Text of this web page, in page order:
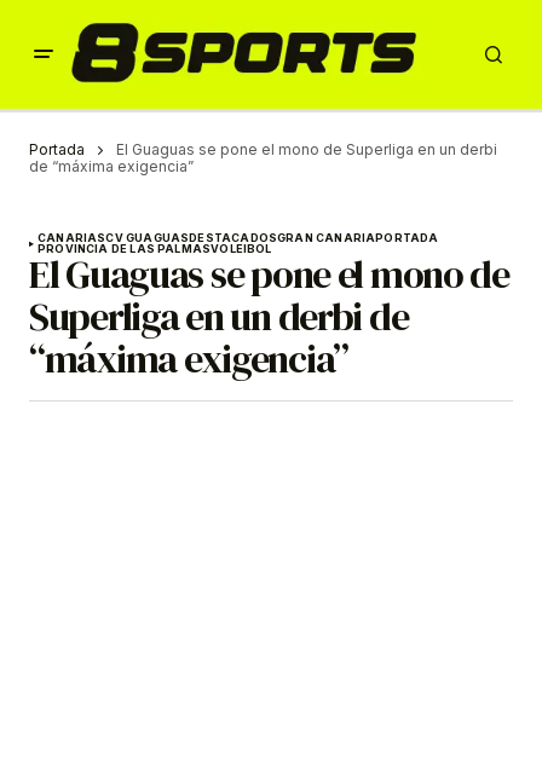
Portada
El Guaguas se pone el mono de Superliga en un derbi
de “máxima exigencia”
CANARIASCV GUAGUASDESTACADOSGRAN CANARIAPORTADA
PROVINCIA DE LAS PALMASVOLEIBOL
El Guaguas se pone el mono de
Superliga en un derbi de
“máxima exigencia”